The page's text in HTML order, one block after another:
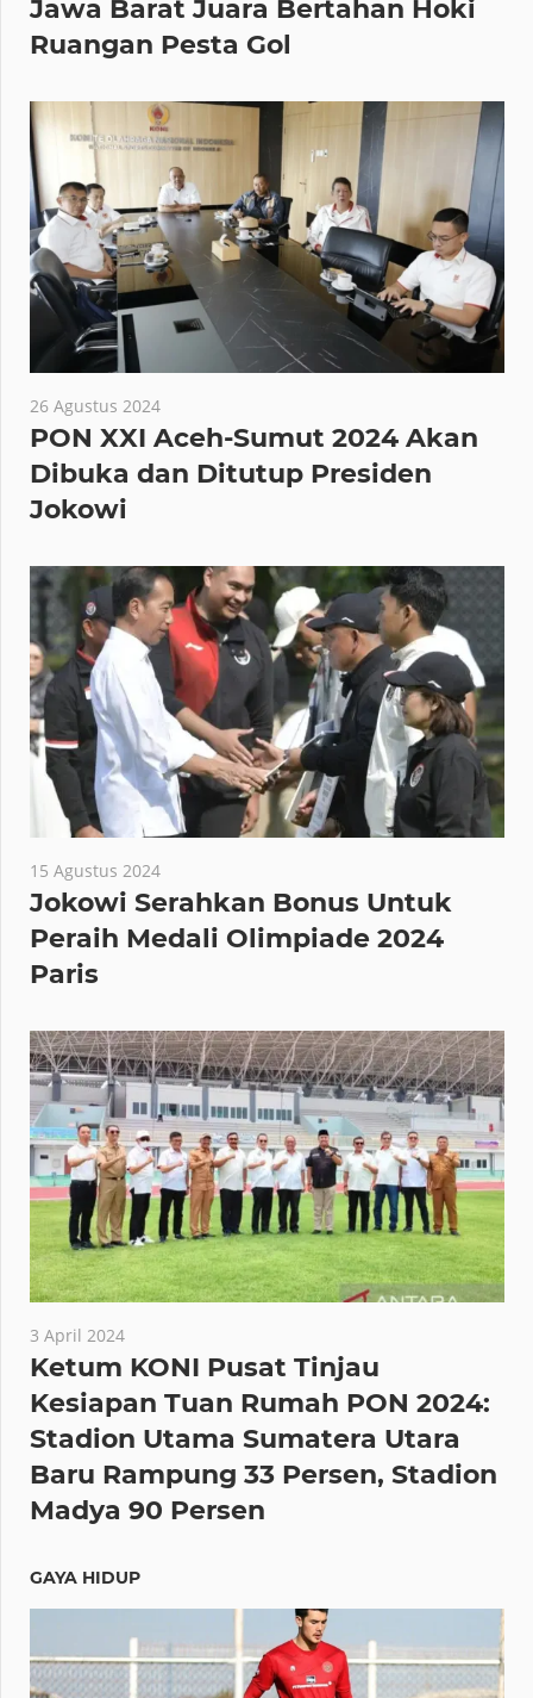
Jawa Barat Juara Bertahan Hoki
Ruangan Pesta Gol
26 Agustus 2024
PON XXI Aceh-Sumut 2024 Akan
Dibuka dan Ditutup Presiden
Jokowi
15 Agustus 2024
Jokowi Serahkan Bonus Untuk
Peraih Medali Olimpiade 2024
Paris
3 April 2024
Ketum KONI Pusat Tinjau
Kesiapan Tuan Rumah PON 2024:
Stadion Utama Sumatera Utara
Baru Rampung 33 Persen, Stadion
Madya 90 Persen
GAYA HIDUP